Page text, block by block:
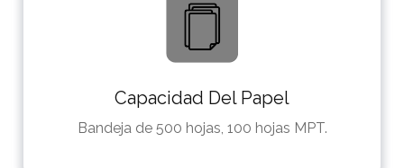
Capacidad Del Papel
Bandeja de 500 hojas, 100 hojas MPT.